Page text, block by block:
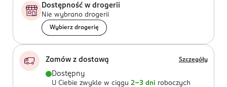
Dostępność w drogerii
Nie wybrano drogerii
Wybierz drogerię
Zamów z dostawą Szczegóły
Dostępny
U Ciebie zwykle w ciągu 2-3 dni roboczych